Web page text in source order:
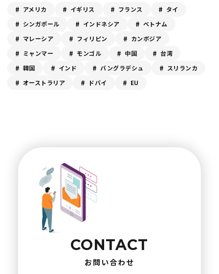
アメリカ イギリス フランス
タイ
シンガポール
インドネシア
ベトナム
マレーシア
フィリピン
カンボジア
ミャンマー
モンゴル 中国
台湾
韓国
インド バングラデシュ
スリランカ
オーストラリア
ドバイ EU
CONTACT
お問い合わせ